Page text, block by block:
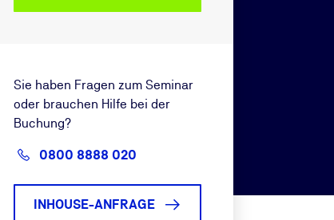
Sie haben Fragen zum Seminar
oder brauchen Hilfe bei der
Buchung?
0800 8888 020
INHOUSE-ANFRAGE